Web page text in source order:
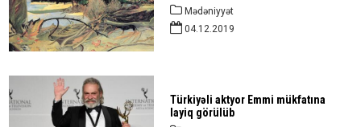
Mədəniyyət
04.12.2019
Türkiyəli aktyor Emmi mükfatına
layiq görülüb